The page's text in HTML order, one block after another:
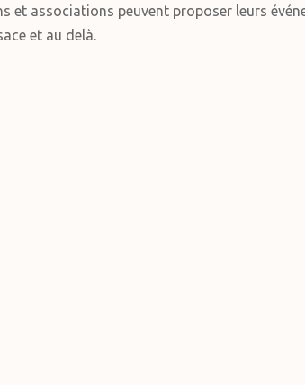
et associations peuvent proposer leurs
et au delà.